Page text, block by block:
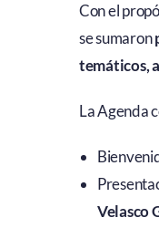
Con el
se sumaron
temáticos,
La Agenda
Velasco